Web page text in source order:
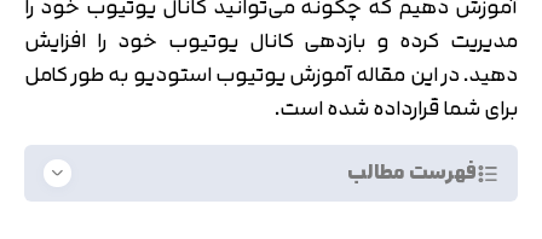
مدیریت کرده و بازدهی کانال یوتیوب خود را افزایش
دهید. در این مقاله آموزش یوتیوب استودیو به طور کامل
برای شما قرارداده شده است.
فهرست مطالب